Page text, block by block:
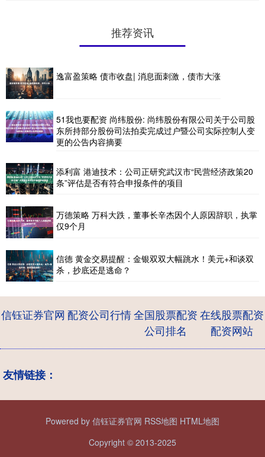
推荐资讯
逸富盈策略 债市收盘| 消息面刺激，债市大涨
51我也要配资 尚纬股份: 尚纬股份有限公司关于公司股
东所持部分股份司法拍卖完成过户暨公司实际控制人变
更的公告内容摘要
添利富 港迪技术：公司正研究武汉市“民营经济政策20
条”评估是否有符合申报条件的项目
万德策略 万科大跌，董事长辛杰因个人原因辞职，执掌
仅9个月
信德 黄金交易提醒：金银双双大幅跳水！美元+和谈双
杀，抄底还是逃命？
信钰证券官网 配资公司行情全国股票配资
公司排名
在线股票配资
配资网站
友情链接：
Powered by 信钰证券官网 RSS地图 HTML地图
Copyright © 2013-2025